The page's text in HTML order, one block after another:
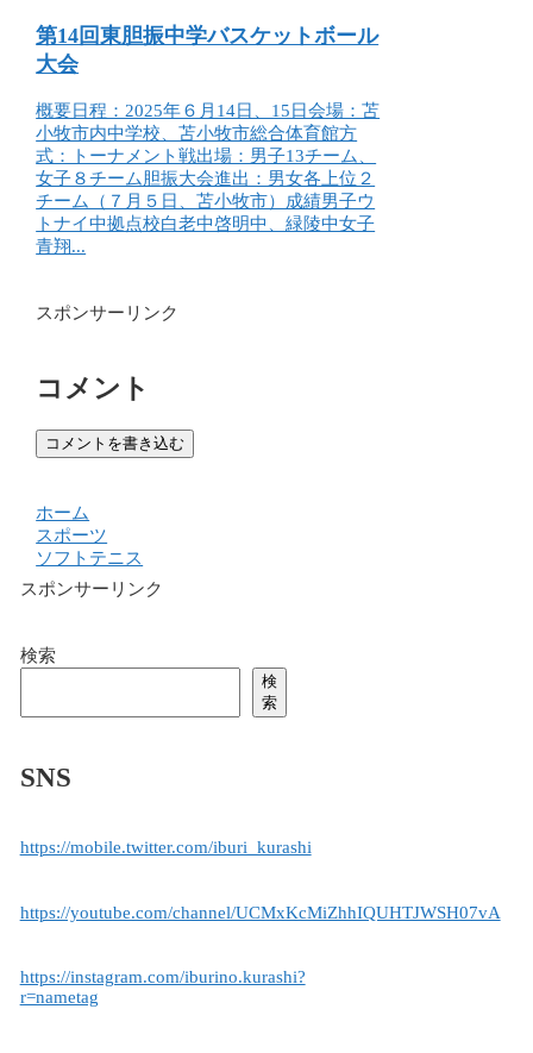
第14回東胆振中学バスケットボール
大会
概要日程：2025年６月14日、15日会場：苫
小牧市内中学校、苫小牧市総合体育館方
式：トーナメント戦出場：男子13チーム、
女子８チーム胆振大会進出：男女各上位２
チーム（７月５日、苫小牧市）成績男子ウ
トナイ中拠点校白老中啓明中、緑陵中女子
青翔...
スポンサーリンク
コメント
コメントを書き込む
ホーム
スポーツ
ソフトテニス
スポンサーリンク
検索
検
索
SNS
https://mobile.twitter.com/iburi_kurashi
https://youtube.com/channel/UCMxKcMiZhhIQUHTJWSH07vA
https://instagram.com/iburino.kurashi?
r=nametag